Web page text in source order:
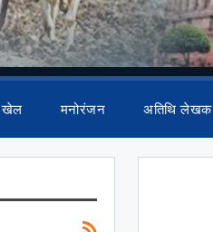
खेल मनोरंजन अतिथि लेखक